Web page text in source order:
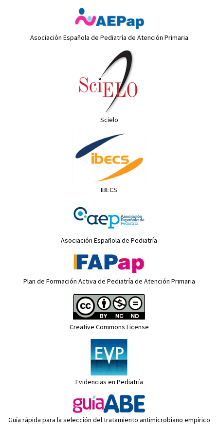
Asociación Española de Pediatría de Atención Primaria
Scielo
IBECS
Asociación Española de Pediatría
Plan de Formación Activa de Pediatría de Atención Primaria
Creative Commons License
Evidencias en Pediatría
Guía rápida para la selección del tratamiento antimicrobiano empírico